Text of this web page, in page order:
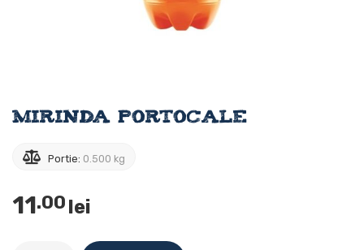
Mirinda Portocale
Portie: 0.500 kg
11.00lei